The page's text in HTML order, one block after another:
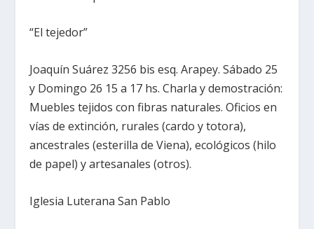
“El tejedor”
Joaquín Suárez 3256 bis esq. Arapey. Sábado 25
y Domingo 26 15 a 17 hs. Charla y demostración:
Muebles tejidos con fibras naturales. Oficios en
vías de extinción, rurales (cardo y totora),
ancestrales (esterilla de Viena), ecológicos (hilo
de papel) y artesanales (otros).
Iglesia Luterana San Pablo